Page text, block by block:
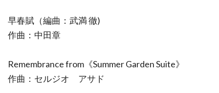
早春賦（編曲：武満 徹)
作曲：中田章
Remembrance from《Summer Garden Suite》
作曲：セルジオ アサド